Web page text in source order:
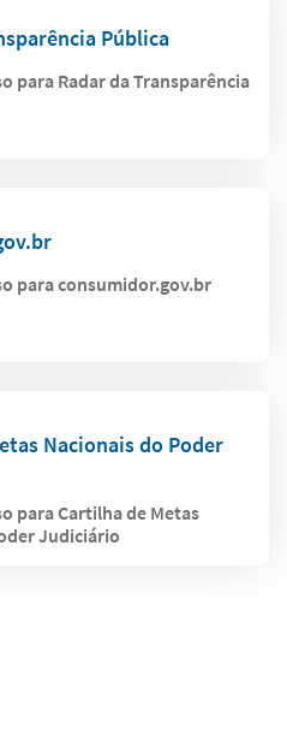
Pública
para Radar da Transparência
para consumidor.gov.br
Nacionais do Poder
para Cartilha de Metas
Judiciário